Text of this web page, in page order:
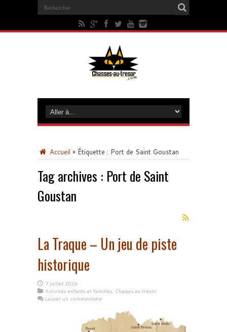
Accueil » Étiquette : Port de Saint Goustan
Tag archives : Port de Saint
Goustan
La Traque – Un jeu de piste
historique
7 juillet 2026
Activités enfants et familles, Chasses au trésor
Laisser un commentaire